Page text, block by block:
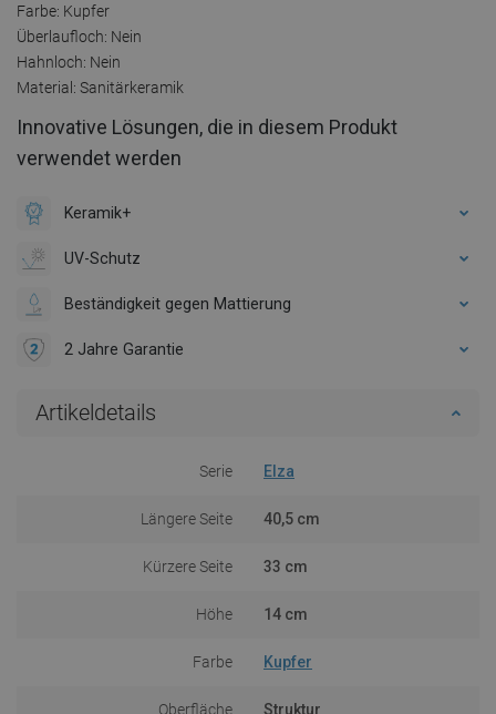
Farbe: Kupfer
Überlaufloch: Nein
Hahnloch: Nein
Material: Sanitärkeramik
Innovative Lösungen, die in diesem Produkt
verwendet werden
Keramik+
UV-Schutz
Beständigkeit gegen Mattierung
2 Jahre Garantie
Artikeldetails
Serie Elza
Längere Seite 40,5 cm
Kürzere Seite 33 cm
Höhe 14 cm
Farbe Kupfer
Oberfläche Struktur